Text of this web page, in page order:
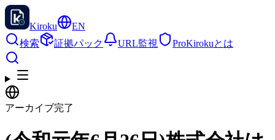
Kiroku
EN
検索
証拠パック URL監視 ProKirokuとは
アーカイブ完了